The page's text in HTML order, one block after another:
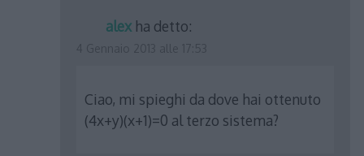
alex ha detto:
Ciao, mi spieghi da dove hai ottenuto
(4x+y)(x+1)=0 al terzo sistema?